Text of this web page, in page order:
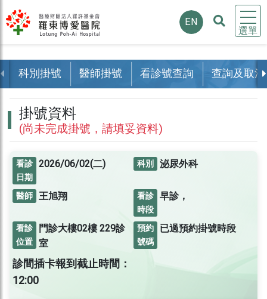
選單
EN
科別掛號 醫師掛號 看診號查詢 查詢及取消
掛號資料
(尚未完成掛號，請填妥資料)
看診
日期
2026/06/02(二) 科別 泌尿外科
醫師 王旭翔
看診
時段
早診，
看診
位置
門診大樓02樓229診
室
預約
號碼
已過預約掛號時段
診間插卡報到截止時間：
12:00